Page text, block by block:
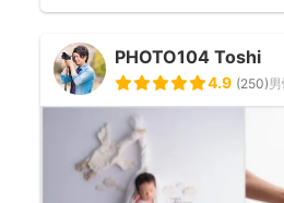
PHOTO104 Toshi
4.9 (250)